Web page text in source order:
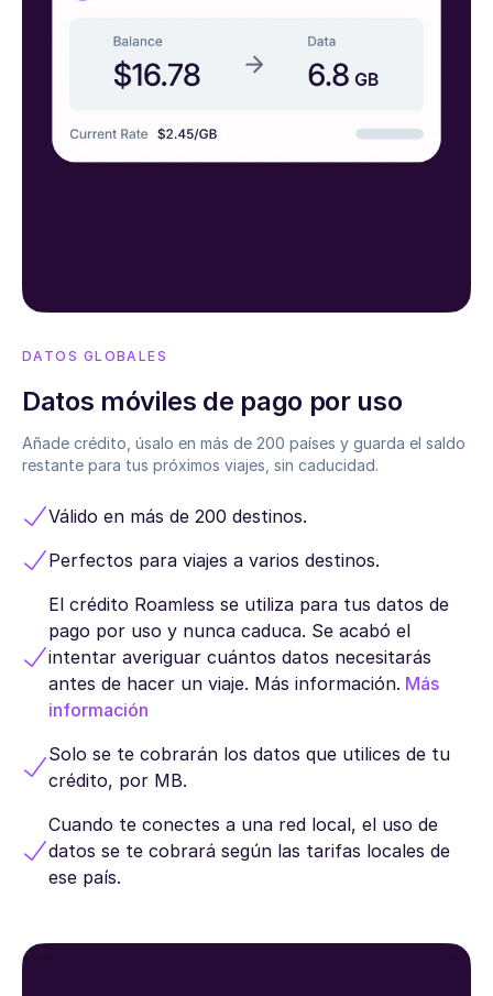
DATOS GLOBALES
Datos móviles de pago por uso
Añade crédito, úsalo en más de 200 países y guarda el saldo
restante para tus próximos viajes, sin caducidad.
Válido en más de 200 destinos.
Perfectos para viajes a varios destinos.
El crédito Roamless se utiliza para tus datos de
pago por uso y nunca caduca. Se acabó el
intentar averiguar cuántos datos necesitarás
antes de hacer un viaje. Más información. Más
información
Solo se te cobrarán los datos que utilices de tu
crédito, por MB.
Cuando te conectes a una red local, el uso de
datos se te cobrará según las tarifas locales de
ese país.